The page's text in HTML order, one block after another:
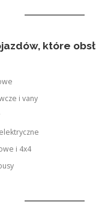
które
i vany
i 4x4